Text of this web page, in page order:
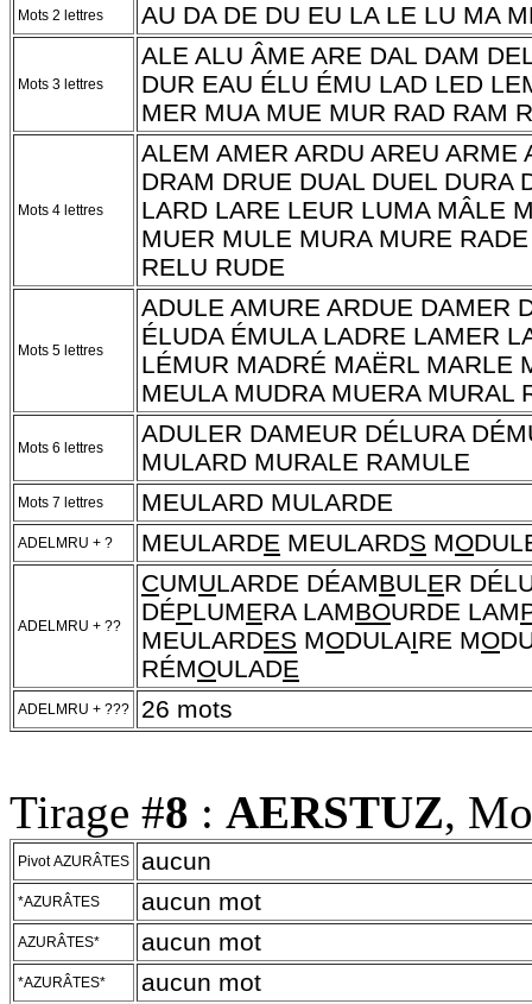
Mots 2 lettres AU DA DE DU EU LA LE LU MA
Mots 3 lettres
ALE ALU ÂME ARE DAL DAM
DUR EAU ÉLU ÉMU LAD LED
MER MUA MUE MUR RAD RAM
Mots 4 lettres
ALEM AMER ARDU AREU ARME
DRAM DRUE DUAL DUEL DURA
LARD LARE LEUR LUMA MÂLE
MUER MULE MURA MURE
RELU RUDE
Mots 5 lettres
ADULE AMURE ARDUE DAMER
ÉLUDA ÉMULA LADRE LAMER
LÉMUR MADRÉ MAËRL MARLE
MEULA MUDRA MUERA MURAL
Mots 6 lettres
ADULER DAMEUR DÉLURA
MULARD MURALE RAMULE
Mots 7 lettres MEULARD MULARDE
ADELMRU + ? MEULARDE MEULARDS MO
ADELMRU + ??
CUMULARDE DÉAMBULER
DÉPLUMERA LAMBOURDE LAM
MEULARDES MODULAIRE MO
RÉMOULADE
ADELMRU + ??? 26 mots
Tirage #8 : AERSTUZ,
Pivot AZURÂTES aucun
*AZURÂTES aucun mot
AZURÂTES* aucun mot
*AZURÂTES* aucun mot